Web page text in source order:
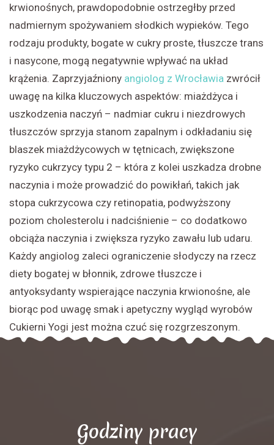
krwionośnych, prawdopodobnie ostrzegłby przed
nadmiernym spożywaniem słodkich wypieków. Tego
rodzaju produkty, bogate w cukry proste, tłuszcze trans
i nasycone, mogą negatywnie wpływać na układ
krążenia. Zaprzyjaźniony angiolog z Wrocławia zwrócił
uwagę na kilka kluczowych aspektów: miażdżyca i
uszkodzenia naczyń – nadmiar cukru i niezdrowych
tłuszczów sprzyja stanom zapalnym i odkładaniu się
blaszek miażdżycowych w tętnicach, zwiększone
ryzyko cukrzycy typu 2 – która z kolei uszkadza drobne
naczynia i może prowadzić do powikłań, takich jak
stopa cukrzycowa czy retinopatia, podwyższony
poziom cholesterolu i nadciśnienie – co dodatkowo
obciąża naczynia i zwiększa ryzyko zawału lub udaru.
Każdy angiolog zaleci ograniczenie słodyczy na rzecz
diety bogatej w błonnik, zdrowe tłuszcze i
antyoksydanty wspierające naczynia krwionośne, ale
biorąc pod uwagę smak i apetyczny wygląd wyrobów
Cukierni Yogi jest można czuć się rozgrzeszonym.
Godziny pracy